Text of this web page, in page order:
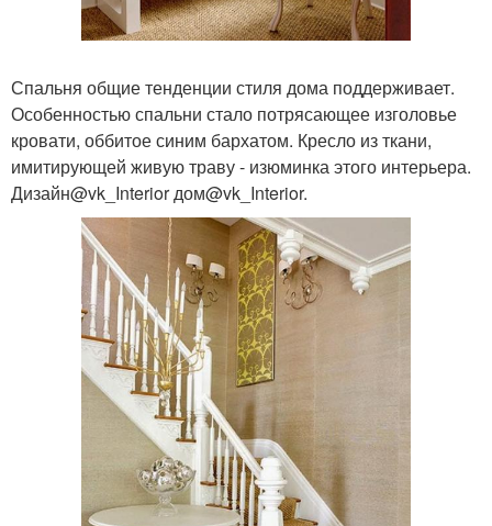
Спальня общие тенденции стиля дома поддерживает.
Особенностью спальни стало потрясающее изголовье
кровати, оббитое синим бархатом. Кресло из ткани,
имитирующей живую траву - изюминка этого интерьера.
Дизайн@vk_Interior дом@vk_Interior.